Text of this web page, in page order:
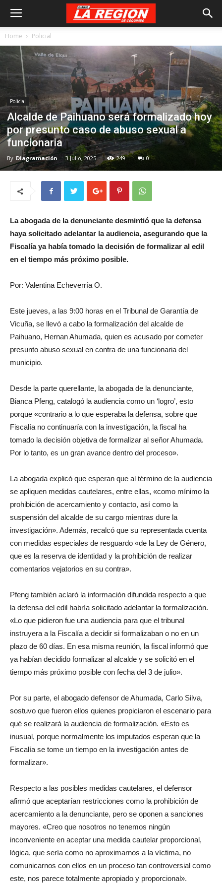
Home Policial
Policial
Alcalde de Paihuano será formalizado hoy
por presunto caso de abuso sexual a
funcionaria
By Diagramación - 3 Julio, 2025 249 0
La abogada de la denunciante desmintió que la defensa
haya solicitado adelantar la audiencia, asegurando que la
Fiscalía ya había tomado la decisión de formalizar al edil
en el tiempo más próximo posible.
Por: Valentina Echeverría O.
Este jueves, a las 9:00 horas en el Tribunal de Garantía de
Vicuña, se llevó a cabo la formalización del alcalde de
Paihuano, Hernan Ahumada, quien es acusado por cometer
presunto abuso sexual en contra de una funcionaria del
municipio.
Desde la parte querellante, la abogada de la denunciante,
Bianca Pfeng, catalogó la audiencia como un ‘logro’, esto
porque «contrario a lo que esperaba la defensa, sobre que
Fiscalía no continuaría con la investigación, la fiscal ha
tomado la decisión objetiva de formalizar al señor Ahumada.
Por lo tanto, es un gran avance dentro del proceso».
La abogada explicó que esperan que al término de la audiencia
se apliquen medidas cautelares, entre ellas, «como mínimo la
prohibición de acercamiento y contacto, así como la
suspensión del alcalde de su cargo mientras dure la
investigación». Además, recalcó que su representada cuenta
con medidas especiales de resguardo «de la Ley de Género,
que es la reserva de identidad y la prohibición de realizar
comentarios vejatorios en su contra».
Pfeng también aclaró la información difundida respecto a que
la defensa del edil habría solicitado adelantar la formalización.
«Lo que pidieron fue una audiencia para que el tribunal
instruyera a la Fiscalía a decidir si formalizaban o no en un
plazo de 60 días. En esa misma reunión, la fiscal informó que
ya habían decidido formalizar al alcalde y se solicitó en el
tiempo más próximo posible con fecha del 3 de julio».
Por su parte, el abogado defensor de Ahumada, Carlo Silva,
sostuvo que fueron ellos quienes propiciaron el escenario para
qué se realizará la audiencia de formalización. «Esto es
inusual, porque normalmente los imputados esperan que la
Fiscalía se tome un tiempo en la investigación antes de
formalizar».
Respecto a las posibles medidas cautelares, el defensor
afirmó que aceptarían restricciones como la prohibición de
acercamiento a la denunciante, pero se oponen a sanciones
mayores. «Creo que nosotros no tenemos ningún
inconveniente en aceptar una medida cautelar proporcional,
lógica, que sería como no aproximarnos a la víctima, no
comunicarnos con ellos en un proceso tan controversial como
este, nos parece totalmente apropiado y proporcional».